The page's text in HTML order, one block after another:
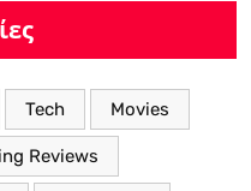
Tech Movies
Reviews